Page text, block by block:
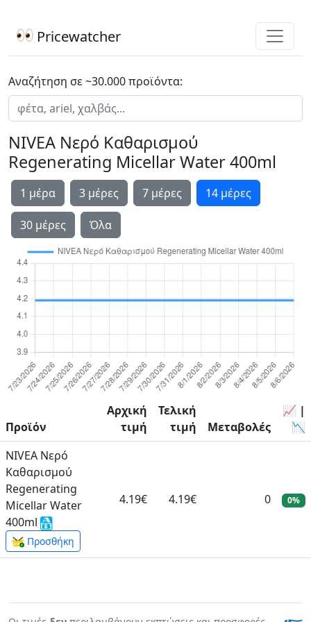
Pricewatcher
Αναζήτηση σε ~30.000 προϊόντα:
NIVEA Νερό Καθαρισμού
Regenerating Micellar Water 400ml
1 μέρα 3 μέρες 7 μέρες 14 μέρες
30 μέρες Όλα
Προϊόν
Αρχική
τιμή
Τελική
τιμή
Μεταβολές
📈 |
📉
NIVEA Νερό
Καθαρισμού
Regenerating
Micellar Water
400ml
Προσθήκη
4.19€ 4.19€ 0 0%